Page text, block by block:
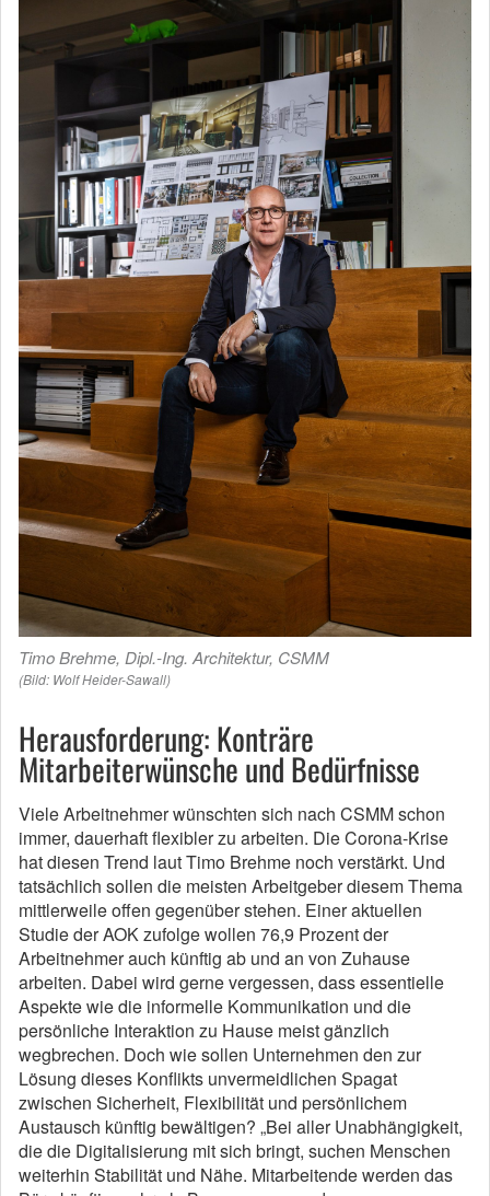
Timo Brehme, Dipl.-Ing. Architektur, CSMM
(Bild: Wolf Heider-Sawall)
Herausforderung: Konträre
Mitarbeiterwünsche und Bedürfnisse
Viele Arbeitnehmer wünschten sich nach CSMM schon
immer, dauerhaft flexibler zu arbeiten. Die Corona-Krise
hat diesen Trend laut Timo Brehme noch verstärkt. Und
tatsächlich sollen die meisten Arbeitgeber diesem Thema
mittlerweile offen gegenüber stehen. Einer aktuellen
Studie der AOK zufolge wollen 76,9 Prozent der
Arbeitnehmer auch künftig ab und an von Zuhause
arbeiten. Dabei wird gerne vergessen, dass essentielle
Aspekte wie die informelle Kommunikation und die
persönliche Interaktion zu Hause meist gänzlich
wegbrechen. Doch wie sollen Unternehmen den zur
Lösung dieses Konflikts unvermeidlichen Spagat
zwischen Sicherheit, Flexibilität und persönlichem
Austausch künftig bewältigen? „Bei aller Unabhängigkeit,
die die Digitalisierung mit sich bringt, suchen Menschen
weiterhin Stabilität und Nähe. Mitarbeitende werden das